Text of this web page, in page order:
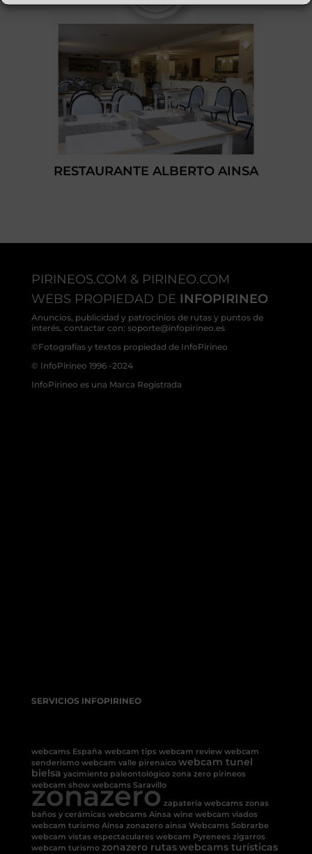
RESTAURANTE ALBERTO AINSA
PIRINEOS.COM & PIRINEO.COM
WEBS PROPIEDAD DE INFOPIRINEO
Anuncios, publicidad y patrocinios de rutas y puntos de
interés, contactar con: soporte@infopirineo.es
©Fotografías y textos propiedad de InfoPirineo
© InfoPirineo 1996 -2024
InfoPirineo es una Marca Registrada
SERVICIOS INFOPIRINEO
webcams España webcam tips webcam review webcam
senderismo webcam valle pirenaico webcam tunel
bielsa yacimiento paleontológico zona zero pirineos
webcam show webcams Saravillo
zonazero zapateria webcams zonas
baños y cerámicas webcams Ainsa wine webcam viados
webcam turismo Ainsa zonazero ainsa Webcams Sobrarbe
webcam vistas espectaculares webcam Pyrenees zigarros
webcam turismo zonazero rutas webcams turísticas